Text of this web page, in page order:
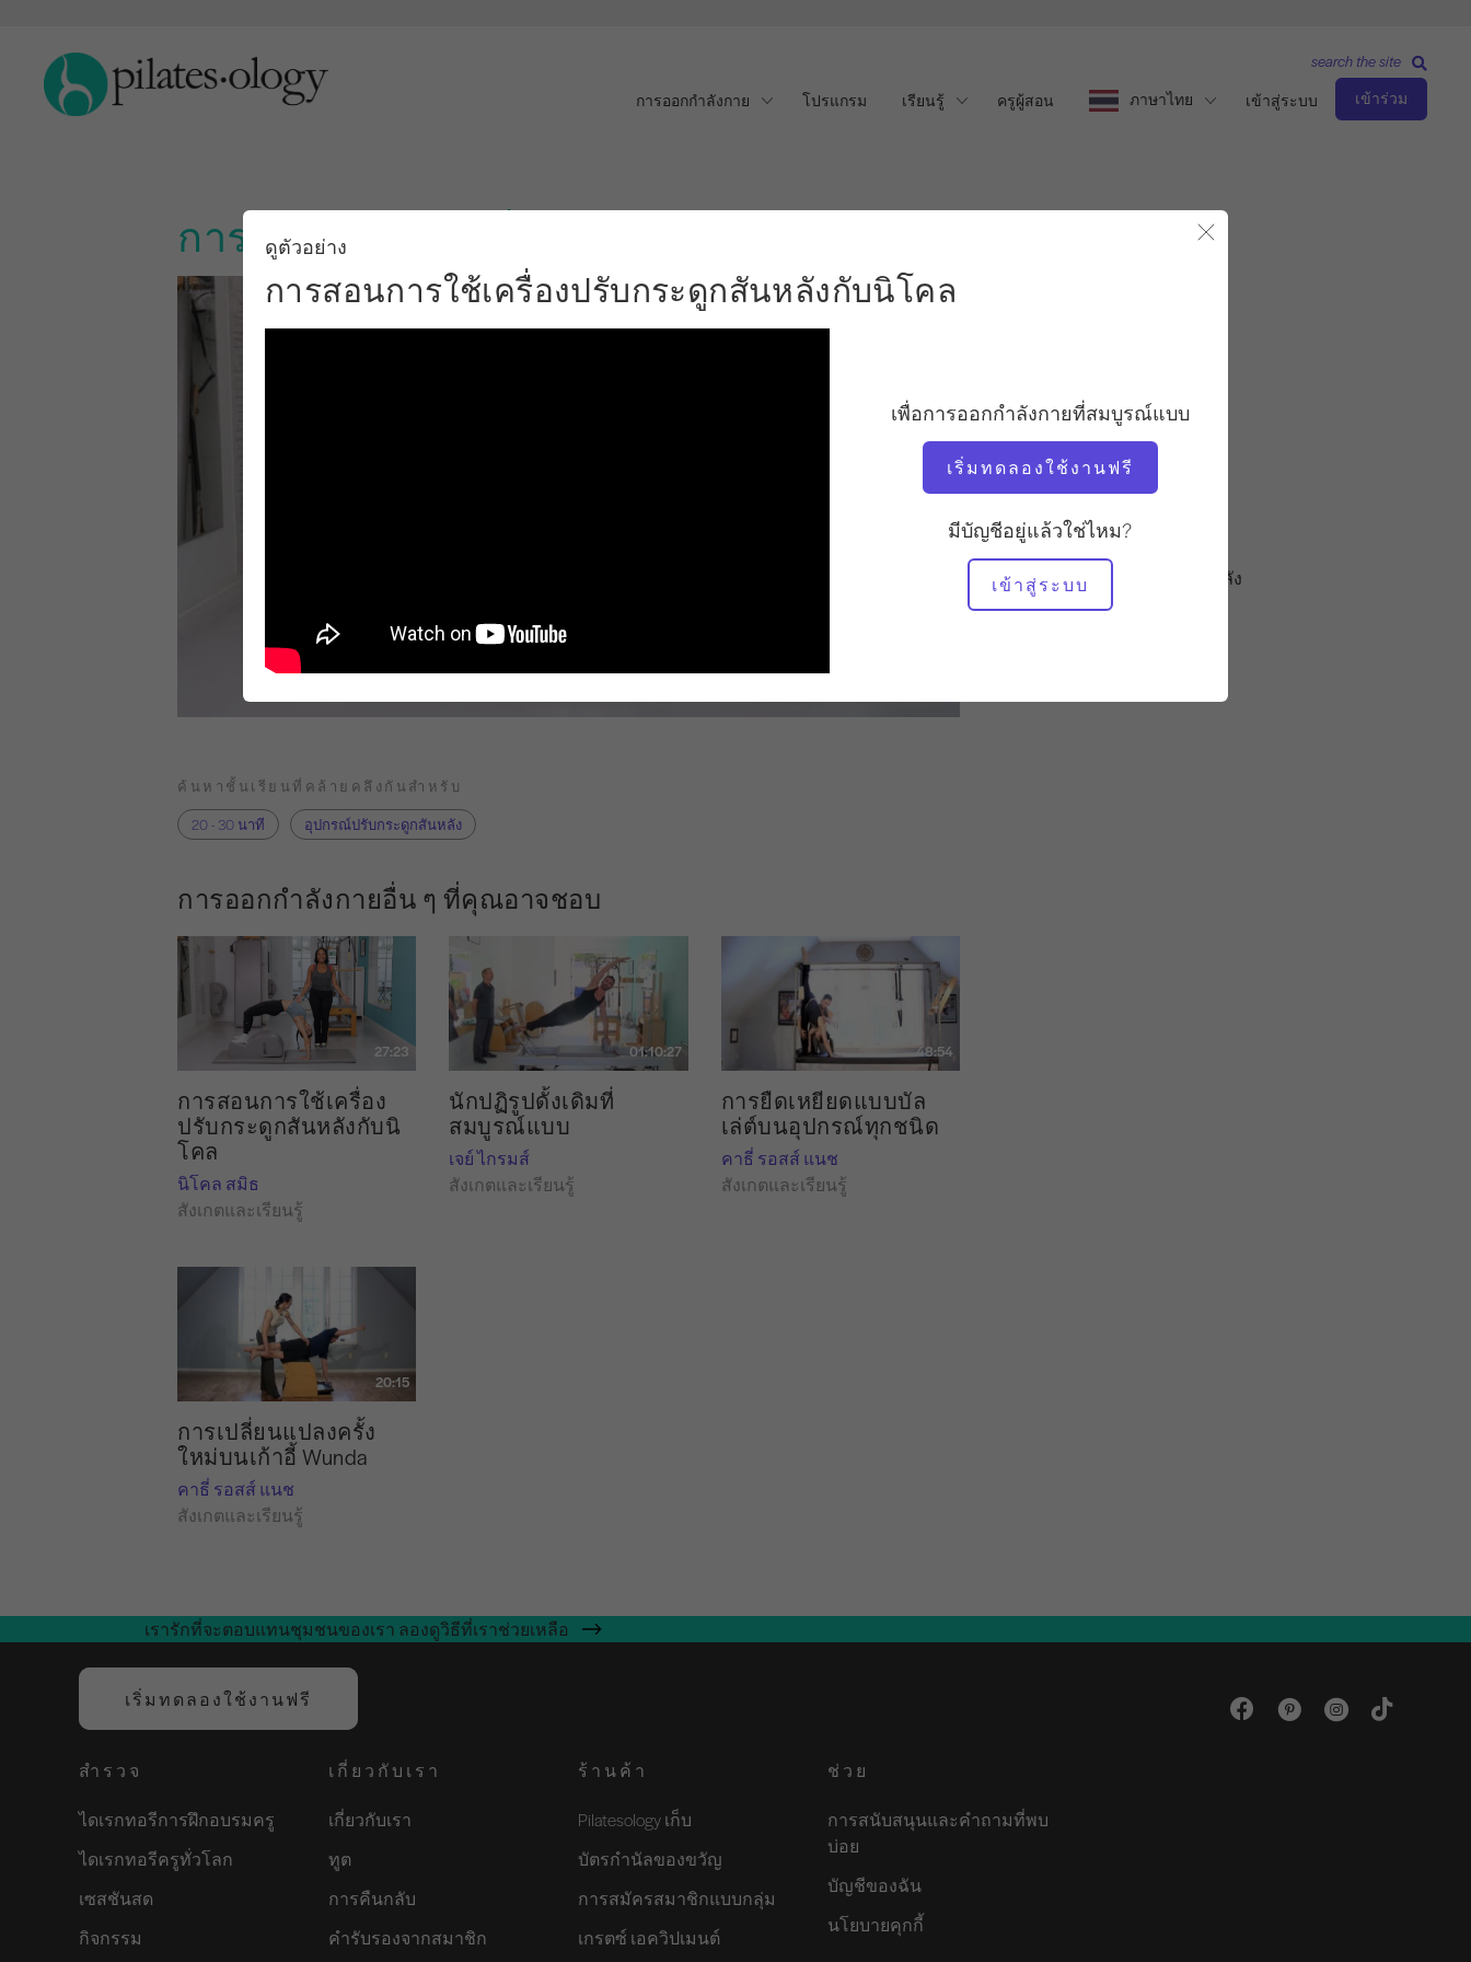
การออกกำลังกาย โปรแกรม เรียนรู้ ครูผู้สอน ภาษาไทย เข้าสู่ระบบ เข้าร่วม
search the site
การสอนการใช้เครื่องปรับกระดูกสันหลังกับนิโคล
ดูตัวอย่าง
การสอนการใช้เครื่องปรับกระดูกสันหลังกับนิโคล
เพื่อการออกกำลังกายที่สมบูรณ์แบบ
เริ่มทดลองใช้งานฟรี
มีบัญชีอยู่แล้วใช่ไหม?
เข้าสู่ระบบ
เวลาวิดีโอ
27:23
อุปกรณ์ที่ต้องใช้
อุปกรณ์ปรับกระดูกสันหลัง
ค้นหาชั้นเรียนที่คล้ายคลึงกันสำหรับ
20 - 30 นาที
อุปกรณ์ปรับกระดูกสันหลัง
การออกกำลังกายอื่น ๆ ที่คุณอาจชอบ
27:23
การสอนการใช้เครื่อง
ปรับกระดูกสันหลังกับนิ
โคล
นิโคล สมิธ
สังเกตและเรียนรู้
01:10:27
นักปฏิรูปดั้งเดิมที่
สมบูรณ์แบบ
เจย์ ไกรมส์
สังเกตและเรียนรู้
48:54
การยืดเหยียดแบบบัล
เล่ต์บนอุปกรณ์ทุกชนิด
คาธี่ รอสส์ แนช
สังเกตและเรียนรู้
20:15
การเปลี่ยนแปลงครั้ง
ใหม่บนเก้าอี้ Wunda
คาธี่ รอสส์ แนช
สังเกตและเรียนรู้
เรารักที่จะตอบแทนชุมชนของเรา ลองดูวิธีที่เราช่วยเหลือ
เริ่มทดลองใช้งานฟรี
สำรวจ
ไดเรกทอรีการฝึกอบรมครู
ไดเรกทอรีครูทั่วโลก
เซสชันสด
กิจกรรม
เกี่ยวกับเรา
เกี่ยวกับเรา
ทูต
การคืนกลับ
คำรับรองจากสมาชิก
ร้านค้า
Pilatesology เก็บ
บัตรกำนัลของขวัญ
การสมัครสมาชิกแบบกลุ่ม
เกรตซ์ เอควิปเมนต์
ช่วย
การสนับสนุนและคำถามที่พบ
บ่อย
บัญชีของฉัน
นโยบายคุกกี้